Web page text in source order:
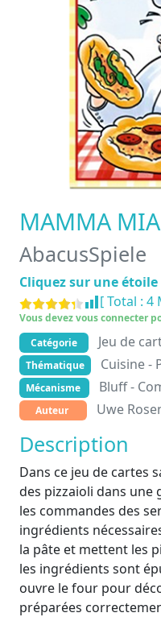
MAMMA
AbacusSpiele
Cliquez sur une
[ Total : 4
Vous devez vous connecter
Catégorie
Jeu de
Thématique Cuisine -
Mécanisme Bluff -
Auteur Uwe
Description
Dans ce jeu de cartes
des pizzaioli dans une
les commandes des
ingrédients
la pâte et mettent les
les ingrédients sont
ouvre le four pour
préparées